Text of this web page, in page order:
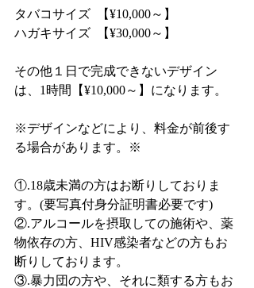
タバコサイズ  【¥10,000～】
ハガキサイズ  【¥30,000～】
その他１日で完成できないデザイン
は、1時間【¥10,000～】になります。
※デザインなどにより、料金が前後す
る場合があります。※
①.18歳未満の方はお断りしておりま
す。(要写真付身分証明書必要です)
②.アルコールを摂取しての施術や、薬
物依存の方、HIV感染者などの方もお
断りしております。
③.暴力団の方や、それに類する方もお